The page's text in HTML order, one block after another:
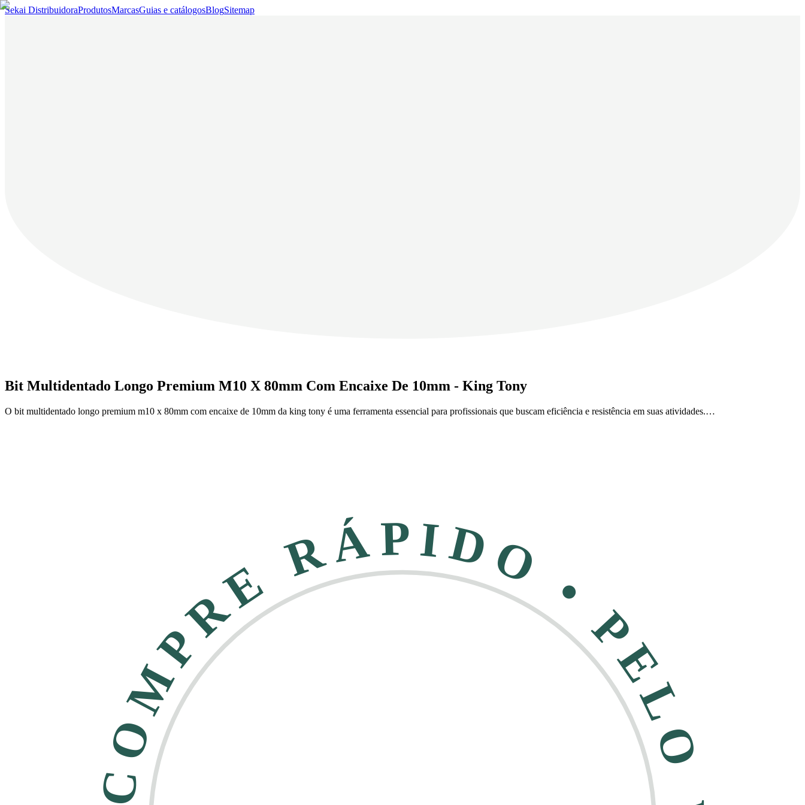
Sekai DistribuidoraProdutosMarcasGuias e catálogosBlogSitemap
Bit Multidentado Longo Premium M10 X 80mm Com Encaixe De 10mm - King Tony
O bit multidentado longo premium m10 x 80mm com encaixe de 10mm da king tony é uma ferramenta essencial para profissionais que buscam eficiência e resistência em suas atividades.…